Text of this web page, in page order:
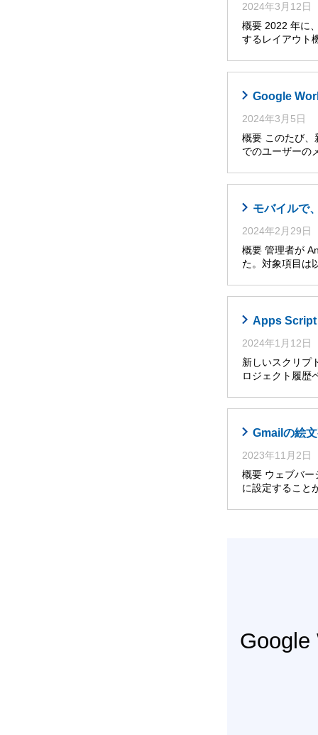
2024年3月12日
概要 2022 年に
するレイアウト
Google
2024年3月5日
概要 このたび、
でのユーザーの
モバイルで
2024年2月29日
概要 管理者が
た。対象項目は
Apps Script
2024年1月12日
新しいスクリプ
ロジェクト履歴
Gmailの絵
2023年11月2日
概要 ウェブバー
に設定すること
Google